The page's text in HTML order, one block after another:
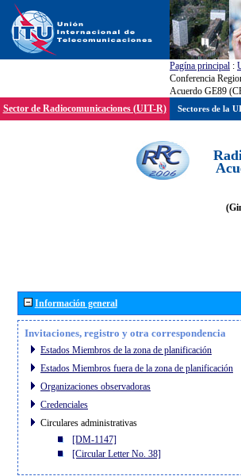
Pagína principal :
Conferencia
Acuerdo GE89
Sector de Radiocomunicaciones (UIT-R)
Información general
Invitaciones, registro y otra correspondencia
Estados Miembros de la zona de planificación
Estados Miembros fuera de la zona de planificación
Organizaciones observadoras
Credenciales
Circulares administrativas
[DM-1147]
[Circular Letter No. 38]
Sectores de la